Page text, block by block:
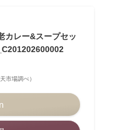
カレー&スープセッ
市場調べ）